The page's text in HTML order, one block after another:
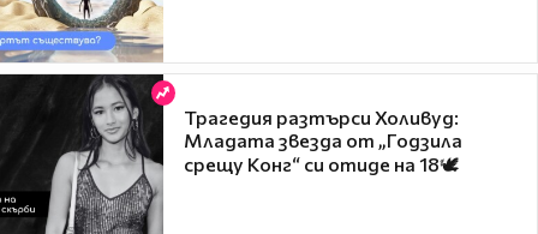
Трагедия разтърси Холивуд:
Младата звезда от „Годзила
срещу Конг“ си отиде на 18🕊️